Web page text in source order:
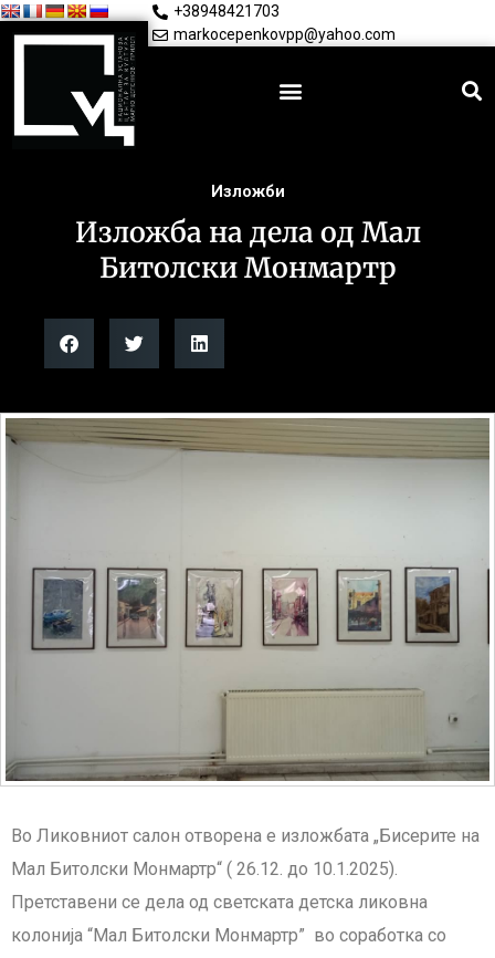
+38948421703
markocepenkovpp@yahoo.com
Изложби
Изложба на дела од Мал
Битолски Монмартр
Во Ликовниот салон отворена е изложбата „Бисерите на
Мал Битолски Монмартр“ ( 26.12. до 10.1.2025).
Претставени се дела од светската детска ликовна
колонија “Мал Битолски Монмартр” во соработка со